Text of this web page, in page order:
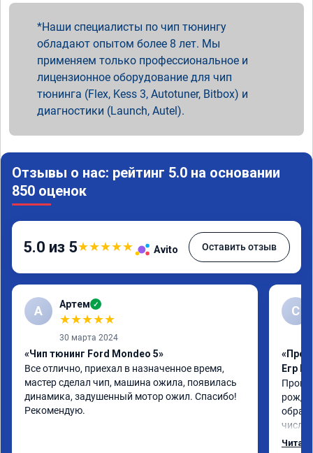
Наши специалисты по чип тюнингу
обладают опытом более 8 лет. Мы
применяем только профессиональное и
лицензионное оборудование для чип
тюнинга (Flex, Kess 3, Autotuner, Bitbox) и
диагностики (Launch, Autel).
Отзывы о нас: рейтинг 5.0 на основании
850 оценок
5.0 из 5★★★★★ Avito Оставить отзыв
А Артем ✓
★★★★★
30 марта 2024
«Чип тюнинг Ford Mondeo 5»
Все отлично, приехал в назначенное время,
мастер сделал чип, машина ожила, появилась
динамика, задушенный мотор ожил. Спасибо!
Рекомендую.
С
Егр
важно